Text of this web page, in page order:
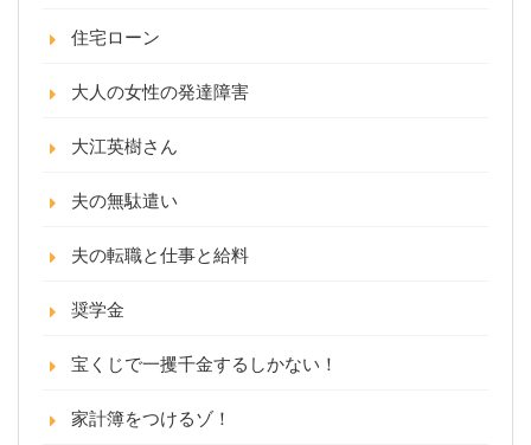
住宅ローン
大人の女性の発達障害
大江英樹さん
夫の無駄遣い
夫の転職と仕事と給料
奨学金
宝くじで一攫千金するしかない！
家計簿をつけるゾ！